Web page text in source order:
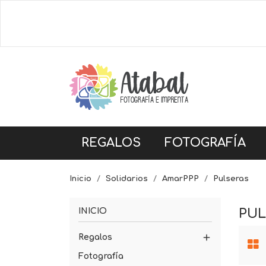
REGALOS FOTOGRAFÍA
Inicio Solidarios AmarPPP Pulseras
INICIO
Regalos 
Fotografía